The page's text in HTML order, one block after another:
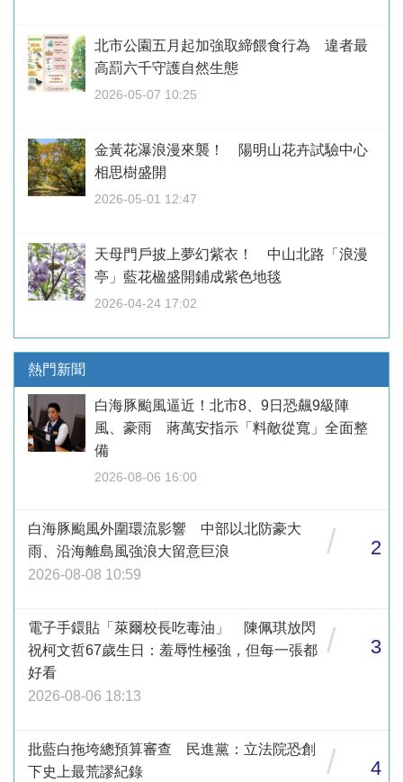
北市公園五月起加強取締餵食行為 違者最
高罰六千守護自然生態
2026-05-07 10:25
金黃花瀑浪漫來襲！ 陽明山花卉試驗中心
相思樹盛開
2026-05-01 12:47
天母門戶披上夢幻紫衣！ 中山北路「浪漫
亭」藍花楹盛開鋪成紫色地毯
2026-04-24 17:02
熱門新聞
白海豚颱風逼近！北市8、9日恐飆9級陣
風、豪雨 蔣萬安指示「料敵從寬」全面整
備
2026-08-06 16:00
白海豚颱風外圍環流影響 中部以北防豪大
雨、沿海離島風強浪大留意巨浪
2026-08-08 10:59
/ 2
電子手鐶貼「萊爾校長吃毒油」 陳佩琪放閃
祝柯文哲67歲生日：羞辱性極強，但每一張都
好看
2026-08-06 18:13
/ 3
批藍白拖垮總預算審查 民進黨：立法院恐創
下史上最荒謬紀錄
/ 4